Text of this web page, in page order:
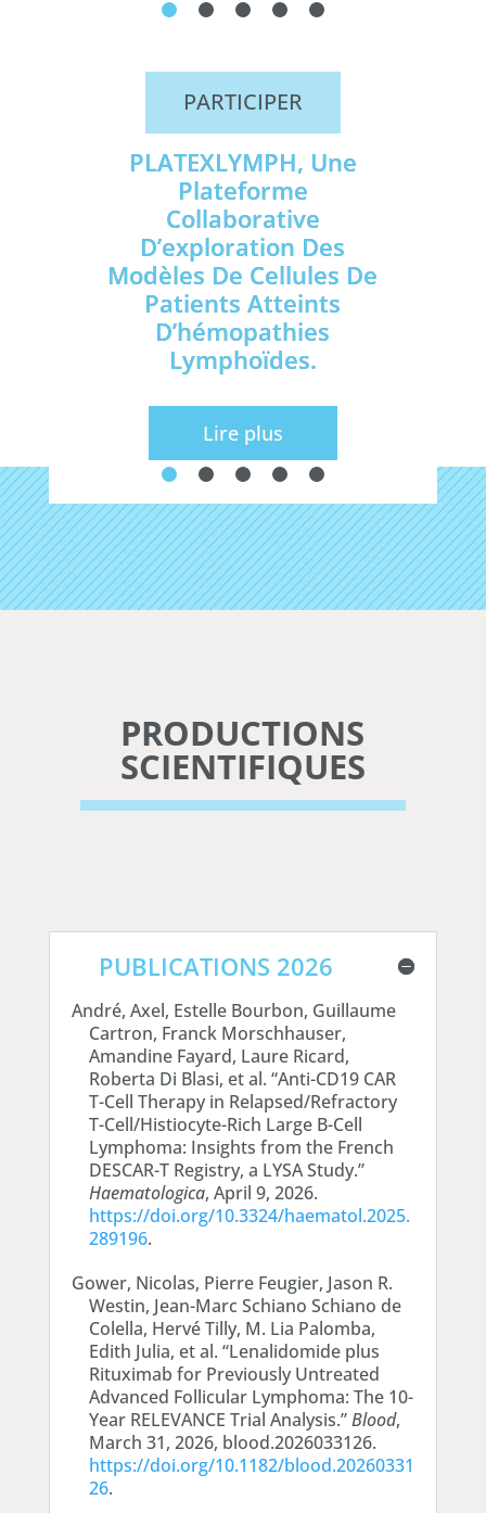
PARTICIPER
PLATEXLYMPH, Une
Plateforme
Collaborative
D’exploration Des
Modèles De Cellules De
Patients Atteints
D’hémopathies
Lymphoïdes.
Lire plus
PRODUCTIONS
SCIENTIFIQUES
PUBLICATIONS 2026
André, Axel, Estelle Bourbon, Guillaume
Cartron, Franck Morschhauser,
Amandine Fayard, Laure Ricard,
Roberta Di Blasi, et al. “Anti-CD19 CAR
T-Cell Therapy in Relapsed/Refractory
T-Cell/Histiocyte-Rich Large B-Cell
Lymphoma: Insights from the French
DESCAR-T Registry, a LYSA Study.”
Haematologica, April 9, 2026.
https://doi.org/10.3324/haematol.2025.
289196.
Gower, Nicolas, Pierre Feugier, Jason R.
Westin, Jean-Marc Schiano Schiano de
Colella, Hervé Tilly, M. Lia Palomba,
Edith Julia, et al. “Lenalidomide plus
Rituximab for Previously Untreated
Advanced Follicular Lymphoma: The 10-
Year RELEVANCE Trial Analysis.”Blood,
March 31, 2026, blood.2026033126.
https://doi.org/10.1182/blood.20260331
26.